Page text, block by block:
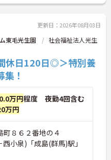
更新日：2026年08月03日
東毛光生園
社会福祉法人光生
休日120日◎＞特別養
！
万円程度 夜勤4回含む
万円
町８６２番地の４
小泉)「成島(群馬)駅」